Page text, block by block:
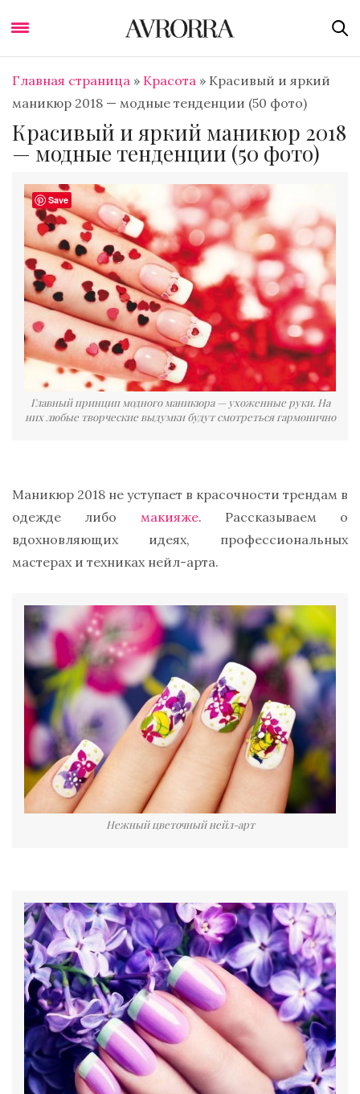
Главная страница » Красота » Красивый и яркий
маникюр 2018 — модные тенденции (50 фото)
Красивый и яркий маникюр 2018
— модные тенденции (50 фото)
Главный принцип модного маникюра — ухоженные руки. На
них любые творческие выдумки будут смотреться гармонично
Маникюр 2018 не уступает в красочности трендам в
одежде либо макияже. Рассказываем о
вдохновляющих идеях, профессиональных
мастерах и техниках нейл-арта.
Нежный цветочный нейл-арт
Save